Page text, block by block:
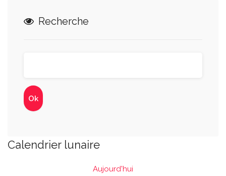
Recherche
Calendrier lunaire
Aujourd'hui